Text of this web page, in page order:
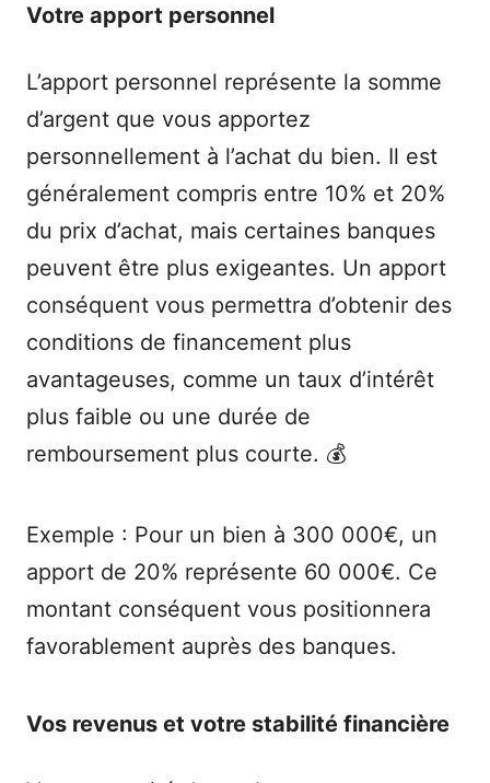
Votre apport personnel
L’apport personnel représente la somme
d’argent que vous apportez
personnellement à l’achat du bien. Il est
généralement compris entre 10% et 20%
du prix d’achat, mais certaines banques
peuvent être plus exigeantes. Un apport
conséquent vous permettra d’obtenir des
conditions de financement plus
avantageuses, comme un taux d’intérêt
plus faible ou une durée de
remboursement plus courte. 💰
Exemple : Pour un bien à 300 000€, un
apport de 20% représente 60 000€. Ce
montant conséquent vous positionnera
favorablement auprès des banques.
Vos revenus et votre stabilité financière